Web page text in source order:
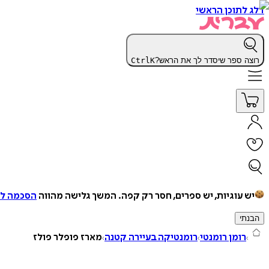
דלג לתוכן הראשי
רוצה ספר שיסדר לך את הראש? CtrlK
יש עוגיות, יש ספרים, חסר רק קפה. המשך גלישה מהווה הסכמה
הבנתי
רומן רומנטי רומנטיקה בעיירה קטנה מארז פופלר פולז